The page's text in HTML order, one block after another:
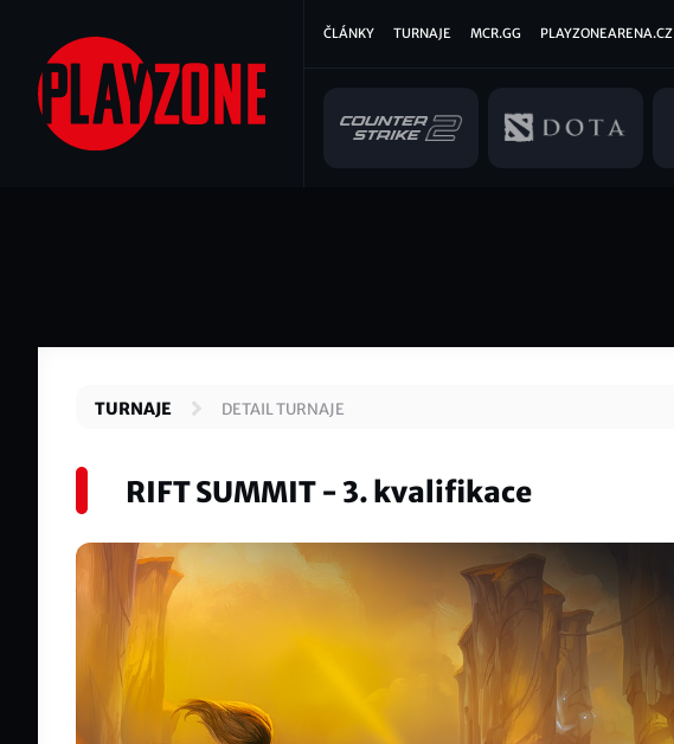
hlavnímu
obsahu
Hlavní
ČLÁNKY TURNAJE MCR.GG PLAYZONEARENA.CZ
TURNAJE DETAIL TURNAJE
RIFT SUMMIT - 3. kvalifikace